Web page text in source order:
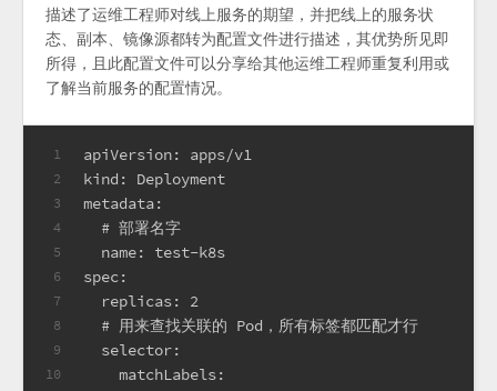
描述了运维工程师对线上服务的期望，并把线上的服务状
态、副本、镜像源都转为配置文件进行描述，其优势所见即
所得，且此配置文件可以分享给其他运维工程师重复利用或
了解当前服务的配置情况。
1
2
3
4
5
6
7
8
9
10
apiVersion: apps/v1
kind: Deployment
metadata:
  # 部署名字
  name: test-k8s
spec:
  replicas: 2
  # 用来查找关联的 Pod，所有标签都匹配才行
  selector:
    matchLabels: